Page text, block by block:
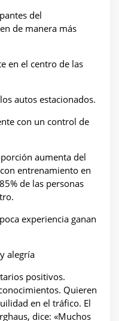
del
de manera más
en el centro de las
autos estacionados.
con un control de
aumenta del
entrenamiento en
de las personas
experiencia ganan
alegría
positivos.
Quieren
en el tráfico. El
dice: «Muchos